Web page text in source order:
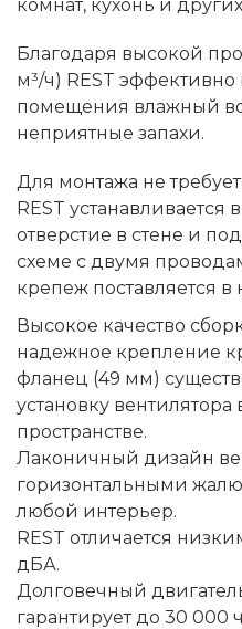
комнат, кухонь и
Благодаря высокой
м³/ч) REST эффективно
помещения влажный
неприятные запахи.
Для монтажа не
REST
отверстие в стене и
схеме с двумя
крепеж поставляется в
Высокое качество
надежное крепление
фланец (49 мм)
установку
пространстве.
Лаконичный дизайн
горизонтальными
любой интерьер.
REST отличается
дБА.
Долговечный
гарантирует до 30 000